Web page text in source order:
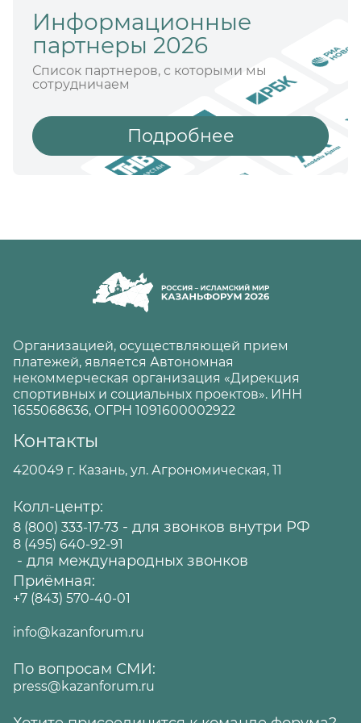
Уверен, что решения,
принятые "на полях" Форума,
послужат упрочению
стратегического партнёрства,
будут способствовать росту
повышению благосостояния
всех наших граждан.
Желаю участникам
Информационные
партнеры 2026
Список партнеров, с которыми мы
сотрудничаем
Подробнее
Организацией, осуществляющей прием
платежей, является Автономная
некоммерческая организация «Дирекция
спортивных и социальных проектов». ИНН
1655068636, ОГРН 1091600002922
Контакты
420049 г. Казань, ул. Агрономическая, 11
Колл-центр:
8 (800) 333-17-73 - для звонков внутри РФ
8 (495) 640-92-91
- для международных звонков
Приёмная:
+7 (843) 570-40-01
info@kazanforum.ru
По вопросам СМИ:
press@kazanforum.ru